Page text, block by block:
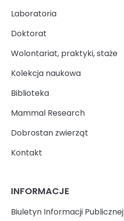
Laboratoria
Doktorat
Wolontariat, praktyki, staże
Kolekcja naukowa
Biblioteka
Mammal Research
Dobrostan zwierząt
Kontakt
INFORMACJE
Biuletyn Informacji Publicznej